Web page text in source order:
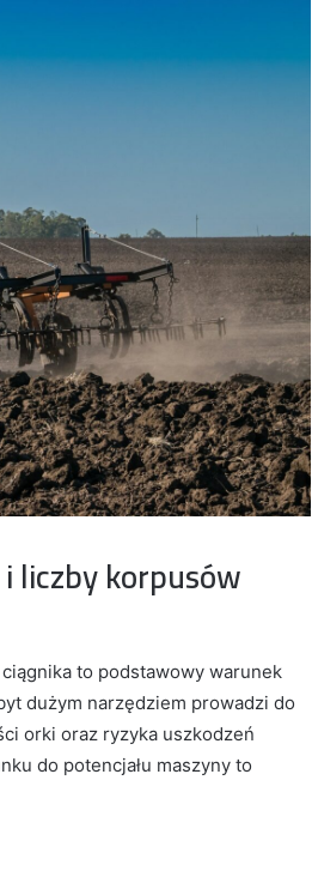
liczby korpusów
to podstawowy warunek
dużym narzędziem prowadzi do
orki oraz ryzyka uszkodzeń
do potencjału maszyny to